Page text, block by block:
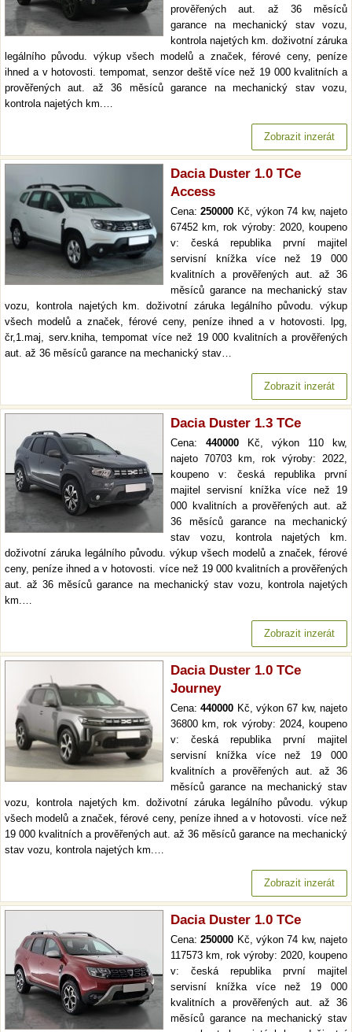
prověřených aut. až 36 měsíců
garance na mechanický stav vozu,
kontrola najetých km. doživotní záruka
legálního původu. výkup všech modelů a značek, férové ceny, peníze
ihned a v hotovosti. tempomat, senzor deště více než 19 000 kvalitních a
prověřených aut. až 36 měsíců garance na mechanický stav vozu,
kontrola najetých km.…
Zobrazit inzerát
Dacia Duster 1.0 TCe
Access
Cena:250000 Kč, výkon 74 kw, najeto
67452 km, rok výroby: 2020, koupeno
v: česká republika první majitel
servisní knížka více než 19 000
kvalitních a prověřených aut. až 36
měsíců garance na mechanický stav
vozu, kontrola najetých km. doživotní záruka legálního původu. výkup
všech modelů a značek, férové ceny, peníze ihned a v hotovosti. lpg,
čr,1.maj, serv.kniha, tempomat více než 19 000 kvalitních a prověřených
aut. až 36 měsíců garance na mechanický stav…
Zobrazit inzerát
Dacia Duster 1.3 TCe
Cena: 440000 Kč, výkon 110 kw,
najeto 70703 km, rok výroby: 2022,
koupeno v: česká republika první
majitel servisní knížka více než 19
000 kvalitních a prověřených aut. až
36 měsíců garance na mechanický
stav vozu, kontrola najetých km.
doživotní záruka legálního původu. výkup všech modelů a značek, férové
ceny, peníze ihned a v hotovosti. více než 19 000 kvalitních a prověřených
aut. až 36 měsíců garance na mechanický stav vozu, kontrola najetých
km.…
Zobrazit inzerát
Dacia Duster 1.0 TCe
Journey
Cena:440000 Kč, výkon 67 kw, najeto
36800 km, rok výroby: 2024, koupeno
v: česká republika první majitel
servisní knížka více než 19 000
kvalitních a prověřených aut. až 36
měsíců garance na mechanický stav
vozu, kontrola najetých km. doživotní záruka legálního původu. výkup
všech modelů a značek, férové ceny, peníze ihned a v hotovosti. více než
19 000 kvalitních a prověřených aut. až 36 měsíců garance na mechanický
stav vozu, kontrola najetých km.…
Zobrazit inzerát
Dacia Duster 1.0 TCe
Cena:250000 Kč, výkon 74 kw, najeto
117573 km, rok výroby: 2020, koupeno
v: česká republika první majitel
servisní knížka více než 19 000
kvalitních a prověřených aut. až 36
měsíců garance na mechanický stav